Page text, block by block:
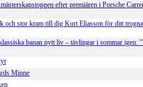
efter premiären i Porsche
och stor kram till dig Kurt Eliasson för ditt
banan nytt liv – tävlingar i sommar igen:
Minne